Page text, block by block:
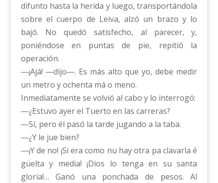
difunto hasta la herida y luego, transportándola
sobre el cuerpo de Leiva, alzó un brazo y lo
bajó. No quedó satisfecho, al parecer, y,
poniéndose en puntas de pie, repitió la
operación.
―¡Ajá! ―dijo―. Es más alto que yo, debe medir
un metro y ochenta má o meno.
Inmediatamente se volvió al cabo y lo interrogó:
―¿Estuvo ayer el Tuerto en las carreras?
―Sí, pero él pasó la tarde jugando a la taba.
―¿Y le jue bien?
―¡Y de no! ¡Si era como nu hay otra pa clavarla ΄e
güelta y media! ¡Dios lo tenga en su santa
gloria!… Ganó una ponchada de pesos. Al